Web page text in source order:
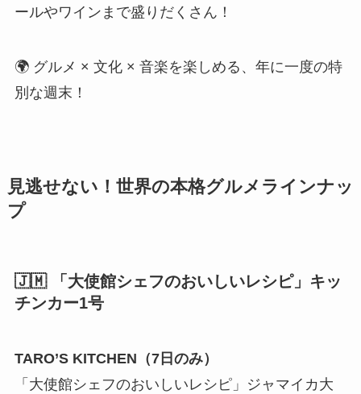
ールやワインまで盛りだくさん！
🌍 グルメ × 文化 × 音楽を楽しめる、年に一度の特
別な週末！
見逃せない！世界の本格グルメラインナッ
プ
🇯🇲 「大使館シェフのおいしいレシピ」キッ
チンカー1号
TARO’S KITCHEN（7日のみ）
「大使館シェフのおいしいレシピ」ジャマイカ大